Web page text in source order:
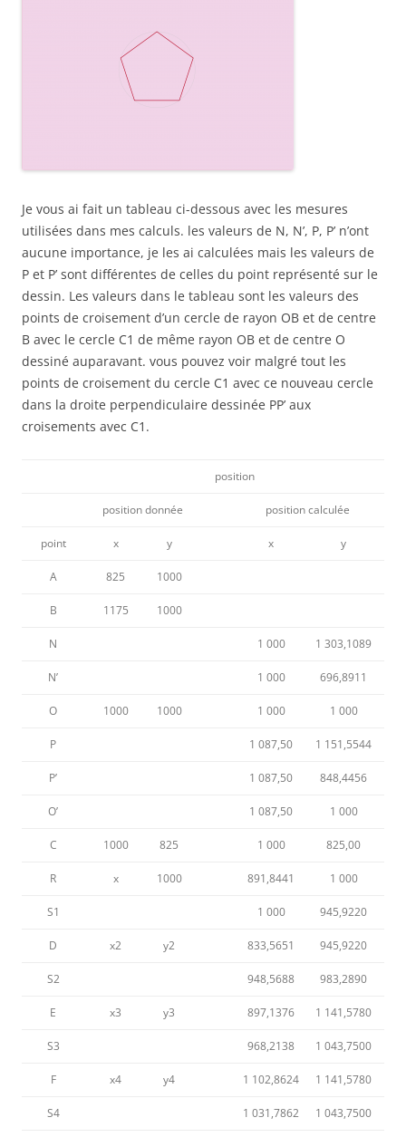
Je vous ai fait un tableau ci-dessous avec les mesures
utilisées dans mes calculs. les valeurs de N, N’, P, P’ n’ont
aucune importance, je les ai calculées mais les valeurs de
P et P’ sont différentes de celles du point représenté sur le
dessin. Les valeurs dans le tableau sont les valeurs des
points de croisement d’un cercle de rayon OB et de centre
B avec le cercle C1 de même rayon OB et de centre O
dessiné auparavant. vous pouvez voir malgré tout les
points de croisement du cercle C1 avec ce nouveau cercle
dans la droite perpendiculaire dessinée PP’ aux
croisements avec C1.
position
position donnée position calculée
point x y x y
A 825 1000
B 1175 1000
N 1 000 1 303,1089
N’ 1 000 696,8911
O 1000 1000 1 000 1 000
P 1 087,50 1 151,5544
P’ 1 087,50 848,4456
O’ 1 087,50 1 000
C 1000 825 1 000 825,00
R x 1000 891,8441 1 000
S1 1 000 945,9220
D x2 y2 833,5651 945,9220
S2 948,5688 983,2890
E x3 y3 897,1376 1 141,5780
S3 968,2138 1 043,7500
F x4 y4 1 102,8624 1 141,5780
S4 1 031,7862 1 043,7500